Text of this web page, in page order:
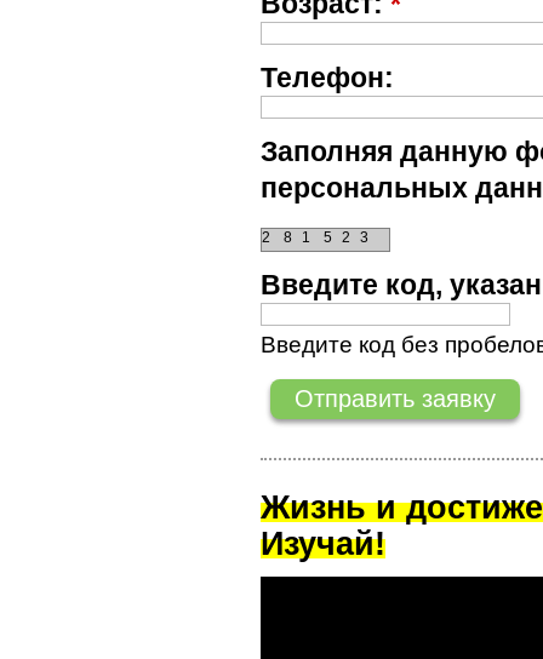
Телефон:
Заполняя данную
персональных
8
2 1 5 2 3
Введите код,
Введите код без
Жизнь и
Изучай!